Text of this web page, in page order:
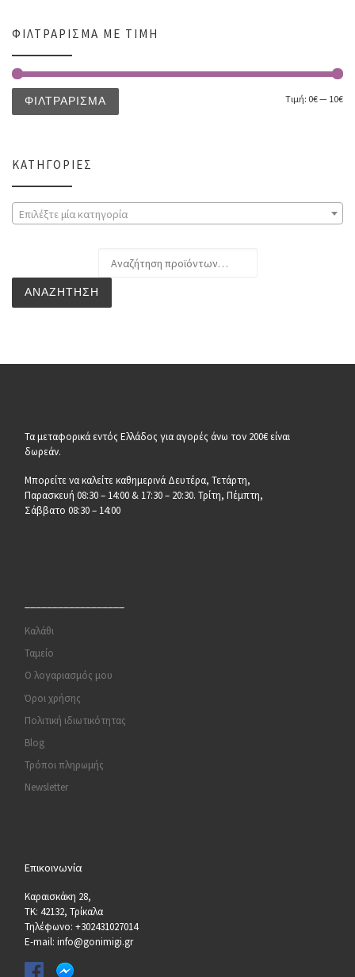
ΦΙΛΤΡΆΡΙΣΜΑ ΜΕ ΤΙΜΉ
ΦΙΛΤΡΆΡΙΣΜΑ Τιμή: 0€— 10€
ΚΑΤΗΓΟΡΊΕΣ
Επιλέξτε μία κατηγορία
ΑΝΑΖΉΤΗΣΗ
Τα μεταφορικά εντός Ελλάδος για αγορές άνω τον 200€ είναι
δωρεάν.
Μπορείτε να καλείτε καθημερινά Δευτέρα, Τετάρτη,
Παρασκευή 08:30 – 14:00 & 17:30 – 20:30. Τρίτη, Πέμπτη,
Σάββατο 08:30 – 14:00
Καλάθι
Ταμείο
Ο λογαριασμός μου
Όροι χρήσης
Πολιτική ιδιωτικότητας
Blog
Τρόποι πληρωμής
Newsletter
Επικοινωνία
Καραισκάκη 28,
ΤΚ: 42132, Τρίκαλα
Τηλέφωνο: +302431027014
E-mail: info@gonimigi.gr